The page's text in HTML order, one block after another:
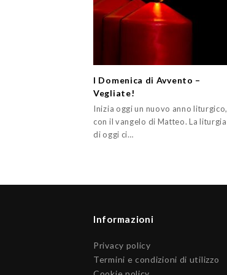
I Domenica di Avvento –
Vegliate!
Inizia oggi un nuovo anno liturgico,
con il vangelo di Matteo. La liturgia
di oggi ci…
Informazioni
Privacy policy
Termini e condizioni di utilizzo